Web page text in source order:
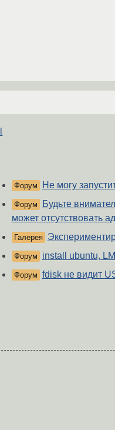
Форум Не могу
Форум
Будьте
может отсутствовать
Галерея
Форум install ubuntu, LM
Форум fdisk не видит